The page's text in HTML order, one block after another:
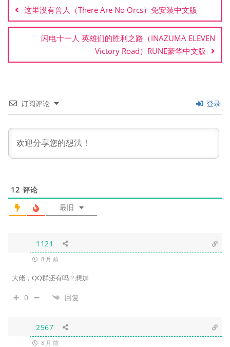
导
航
这里没有兽人（There Are No Orcs）免安装中文版
闪电十一人 英雄们的胜利之路（INAZUMA ELEVEN
Victory Road）RUNE豪华中文版
订阅评论 登录
12 评论
最旧
1121
8 月 前
大佬，QQ群还有吗？想加
0 回复
2567
8 月 前